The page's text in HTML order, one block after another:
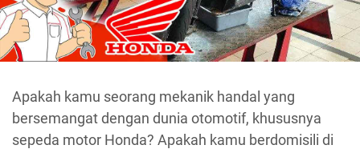
Apakah kamu seorang mekanik handal yang
bersemangat dengan dunia otomotif, khususnya
sepeda motor Honda? Apakah kamu berdomisili di